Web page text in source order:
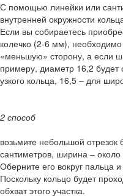
С помощью линейки или
внутренней окружности
Если вы собираетесь
колечко (2-6 мм),
«меньшую» сторону, а если
примеру, диаметр 16,2 будет
узкого кольца, 16,5 – для
2 способ
возьмите небольшой
сантиметров, ширина –
Оберните его вокруг пальца
Поскольку кольцо будет
обхват этого участка.